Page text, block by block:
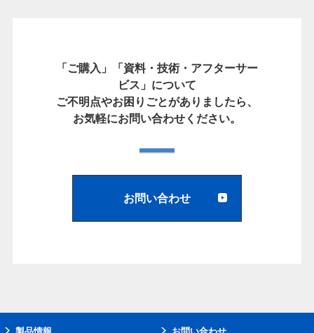
「ご購入」「資料・技術・アフターサー
ビス」について
ご不明点やお困りごとがありましたら、
お気軽にお問い合わせください。
お問い合わせ